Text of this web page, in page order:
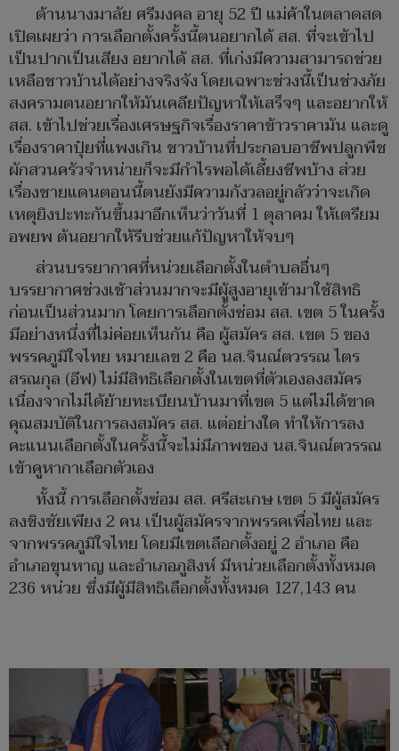
ด้านนางมาลัย ศรีมงคล อายุ 52 ปี แม่ค้าในตลาดสด
เปิดเผยว่า การเลือกตั้งครั้งนี้ตนอยากได้ สส. ที่จะเข้าไป
เป็นปากเป็นเสียง อยากได้ สส. ที่เก่งมีความสามารถช่วย
เหลือชาวบ้านได้อย่างจริงจัง โดยเฉพาะช่วงนี้เป็นช่วงภัย
สงครามตนอยากให้มันเคลียปัญหาให้เสร็จๆ และอยากให้
สส. เข้าไปช่วยเรื่องเศรษฐกิจเรื่องราคาข้าวราคามัน และดู
เรื่องราคาปุ๋ยที่แพงเกิน ชาวบ้านที่ประกอบอาชีพปลูกพืช
ผักสวนครัวจำหน่ายก็จะมีกำไรพอได้เลี้ยงชีพบ้าง ส่วย
เรื่องชายแดนตอนนี้ตนยังมีความกังวลอยู่กลัวว่าจะเกิด
เหตุยิงปะทะกันขึ้นมาอีกเห็นว่าวันที่ 1 ตุลาคม ให้เตรียม
อพยพ ต้นอยากให้รีบช่วยแก้ปัญหาให้จบๆ
ส่วนบรรยากาศที่หน่วยเลือกตั้งในตำบลอื่นๆ
บรรยากาศช่วงเช้าส่วนมากจะมีผู้สูงอายุเข้ามาใช้สิทธิ
ก่อนเป็นส่วนมาก โดยการเลือกตั้งซ่อม สส. เขต 5 ในครั้ง
มีอย่างหนึ่งที่ไม่ค่อยเห็นกัน คือ ผู้สมัคร สส. เขต 5 ของ
พรรคภูมิใจไทย หมายเลข 2 คือ นส.จินณ์ตวรรณ ไตร
สรณกุล (อีฟ) ไม่มีสิทธิเลือกตั้งในเขตที่ตัวเองลงสมัคร
เนื่องจากไม่ได้ย้ายทะเบียนบ้านมาที่เขต 5 แต่ไม่ได้ขาด
คุณสมบัติในการลงสมัคร สส. แต่อย่างใด ทำให้การลง
คะแนนเลือกตั้งในครั้งนี้จะไม่มีภาพของ นส.จินณ์ตวรรณ
เข้าคูหากาเลือกตัวเอง
ทั้งนี้ การเลือกตั้งซ่อม สส. ศรีสะเกษ เขต 5 มีผู้สมัคร
ลงชิงชัยเพียง 2 คน เป็นผู้สมัครจากพรรคเพื่อไทย และ
จากพรรคภูมิใจไทย โดยมีเขตเลือกตั้งอยู่ 2 อำเภอ คือ
อำเภอขุนหาญ และอำเภอภูสิงห์ มีหน่วยเลือกตั้งทั้งหมด
236 หน่วย ซึ่งมีผู้มีสิทธิเลือกตั้งทั้งหมด 127,143 คน